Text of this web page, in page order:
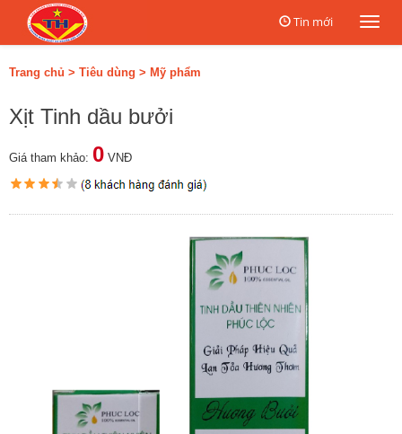
Tin mới
Trang chủ > Tiêu dùng > Mỹ phẩm
Xịt Tinh dầu bưởi
Giá tham khảo: 0 VNĐ